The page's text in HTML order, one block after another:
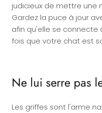
judicieux de mettre une
Gardez la puce à jour
afin qu'elle se connecte
fois que votre chat est
Ne lui serre pas
Les griffes sont l'arme